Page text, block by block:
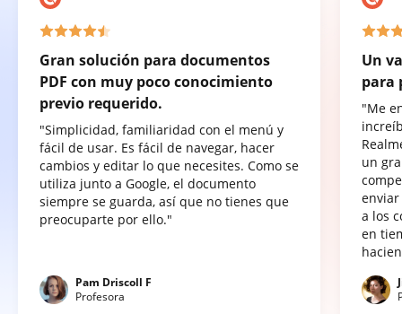
Gran solución para documentos
PDF con muy poco conocimiento
previo requerido.
"Simplicidad, familiaridad con el menú y
fácil de usar. Es fácil de navegar, hacer
cambios y editar lo que necesites. Como se
utiliza junto a Google, el documento
siempre se guarda, así que no tienes que
preocuparte por ello."
Pam Driscoll F
Profesora
Un
para
"Me
un
a los
en